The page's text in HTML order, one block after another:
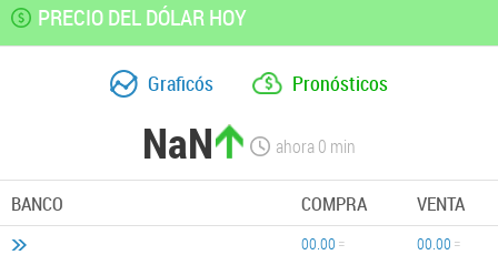
PRECIO DEL DÓLAR HOY
Graficós Pronósticos
NaN ahora0 min
BANCO COMPRA VENTA
00.00
00.00